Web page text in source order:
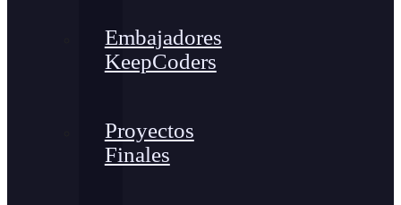
Embajadores
KeepCoders
Proyectos
Finales